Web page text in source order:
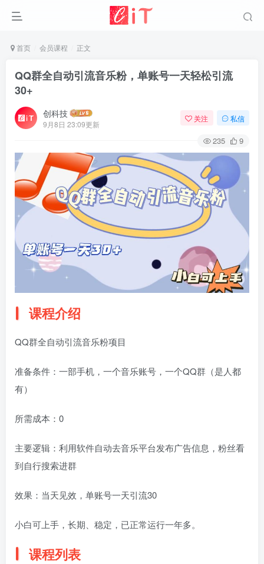
首页 会员课程 正文
QQ群全自动引流音乐粉，单账号一天轻松引流
30+
创科技
9月8日 23:09更新
关注 私信
235 9
课程介绍
QQ群全自动引流音乐粉项目
准备条件：一部手机，一个音乐账号，一个QQ群（是人都
有）
所需成本：0
主要逻辑：利用软件自动去音乐平台发布广告信息，粉丝看
到自行搜索进群
效果：当天见效，单账号一天引流30
小白可上手，长期、稳定，已正常运行一年多。
课程列表